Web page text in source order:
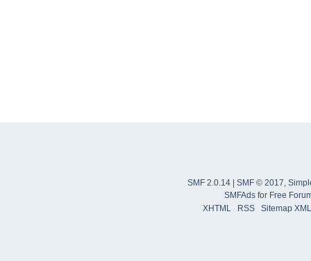
SMF 2.0.14 SMF © 2017,
SMFAdsfor Free
XHTML
RSS Sitemap XML